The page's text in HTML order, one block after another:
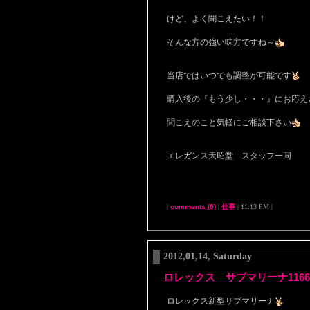
けど、よく聞こえたい！！
そんな方の強い味方ですね～
当店ではいつでも調整が可能です
購入後の『もう少し・・・』にお応え
聞こえのこと気軽にご相談下さい
エレガンス天昭堂 スタッフ一同
| comments (0)| 仕事| 11:13 PM |
2012,01,14, Saturday
ロレックス サブマリーナ
ロレックス新型サブマリーナ